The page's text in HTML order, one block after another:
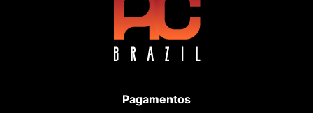
Pagamentos